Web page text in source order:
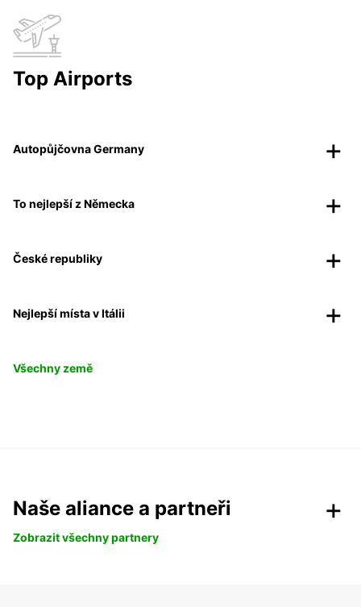
Top Airports
Autopůjčovna Germany
To nejlepší z Německa
České republiky
Nejlepší místa v Itálii
Všechny země
Naše aliance a partneři
Zobrazit všechny partnery